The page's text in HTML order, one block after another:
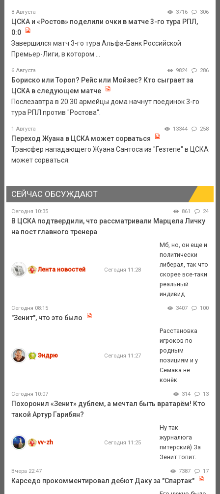
8 Августа 3716 306
ЦСКА и «Ростов» поделили очки в матче 3-го тура РПЛ,
0:0
Завершился матч 3-го тура Альфа-Банк Российской
Премьер-Лиги, в котором ...
6 Августа 9824 286
Бориско или Тороп? Рейс или Мойзес? Кто сыграет за
ЦСКА в следующем матче
Послезавтра в 20.30 армейцы дома начнут поединок 3-го
тура РПЛ против "Ростова".
1 Августа 13344 258
Переход Жуана в ЦСКА может сорваться
Трансфер нападающего Жуана Сантоса из "Гезтепе" в ЦСКА
может сорваться.
СЕЙЧАС ОБСУЖДАЮТ
Сегодня 10:35 861 24
В ЦСКА подтвердили, что рассматривали Марцела Личку
на пост главного тренера
Лента новостей Сегодня 11:28
Мб, но, он еще и
политически
либерал, так что
скорее все-таки
реальный
индивид
Сегодня 08:15 3407 100
"Зенит", что это было
Эндрю Сегодня 11:27
Расстановка
игроков по
родным
позициям и у
Семака не
конёк
Сегодня 10:07 314 13
Похоронил «Зенит» дублем, а мечтал быть вратарём! Кто
такой Артур Гарибян?
vv-zh Сегодня 11:25
Ну так
журналюга
питерский) За
Зенит топит.
Вчера 22:47 7387 17
Карседо прокомментировал дебют Даку за "Спартак"